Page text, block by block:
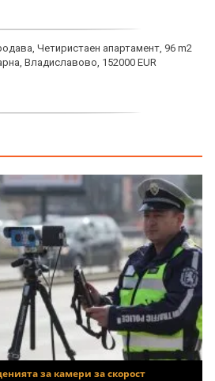
Четиристаен апартамент, 96 m2
Владиславово, 152000 EUR
за камери за скорост